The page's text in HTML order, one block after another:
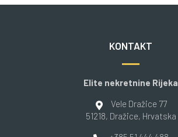
KONTAKT
Elite nekretnine Rijeka
Vele Dražice 77
51218, Dražice, Hrvatska